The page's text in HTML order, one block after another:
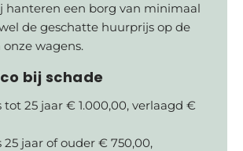
hanteren een borg van minimaal
de geschatte huurprijs op de
wagens.
bij schade
tot 25 jaar € 1.000,00, verlaagd €
25 jaar of ouder € 750,00,